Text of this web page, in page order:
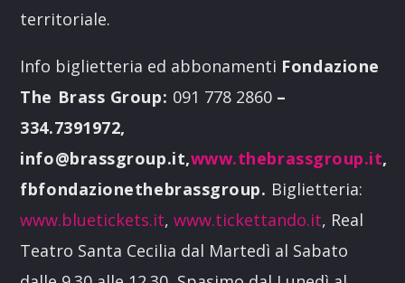
territoriale.
Info biglietteria ed abbonamenti Fondazione
The Brass Group: 091 778 2860–
334.7391972,
info@brassgroup.it,www.thebrassgroup.it,
fbfondazionethebrassgroup. Biglietteria:
www.bluetickets.it,www.tickettando.it, Real
Teatro Santa Cecilia dal Martedì al Sabato